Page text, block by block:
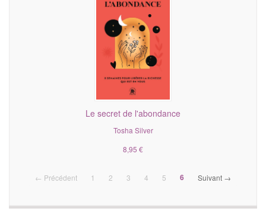
Le secret de l'abondance
Tosha Silver
8,95 €
← Précédent 1 2 3 4 5 6(current)Suivant →